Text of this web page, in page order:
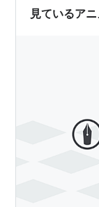
おわりに 「負
見ているア